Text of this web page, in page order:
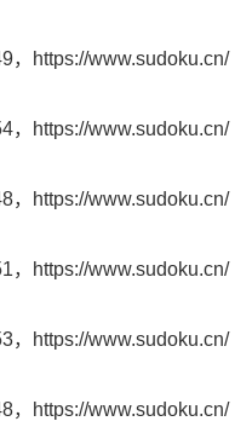
，
https://www.sudoku.cn/
，
https://www.sudoku.cn/
，
https://www.sudoku.cn/
，
https://www.sudoku.cn/
，
https://www.sudoku.cn/
，
https://www.sudoku.cn/